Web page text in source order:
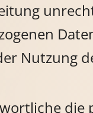
Nutzung
die